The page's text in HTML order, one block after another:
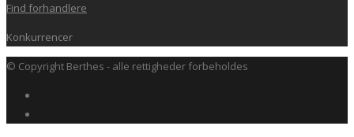
Find forhandlere
Konkurrencer
© Copyright Berthes - alle rettigheder forbeholdes